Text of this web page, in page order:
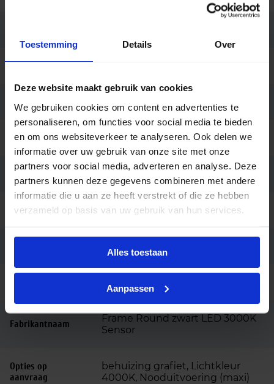
Toestemming Details Over
Deze website maakt gebruik van cookies
We gebruiken cookies om content en advertenties te
personaliseren, om functies voor social media te bieden
en om ons websiteverkeer te analyseren. Ook delen we
informatie over uw gebruik van onze site met onze
partners voor social media, adverteren en analyse. Deze
partners kunnen deze gegevens combineren met andere
informatie die u aan ze heeft verstrekt of die ze hebben
verzameld op basis van uw gebruik van hun services.
Alles toestaan
Aanpassen
Kleur
Vorm
Montage Opbouw
Aansluiting Insteekconnector
Merk SG Lighting
5 jaar (5 jaar anti corrosie)
LU112467
Fabrikantnaam
Frame Round zwart LED 3000K
Sensor
Opties op
aanvraag
behuizing grafiet, Lichtkleur
4000K, Nooduitvoering (maxi)